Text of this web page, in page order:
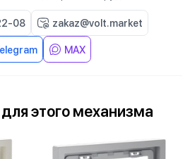
08 zakaz@volt.market
MAX
дляэтого механизма